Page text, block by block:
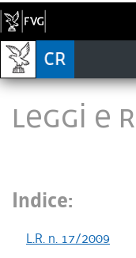
LEGGI E
Indice:
L.R. n. 17/2009